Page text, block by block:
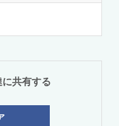
共有する